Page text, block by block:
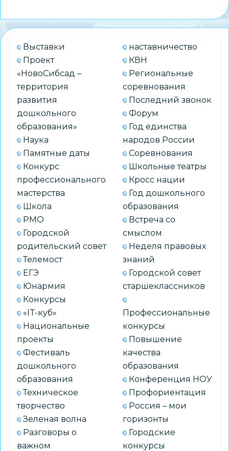
регионе
проходит
интерактивный
для
молодых
Выставки
Проект
«НовоСибсад –
территория
развития
дошкольного
образования»
Наука
Памятные даты
Конкурс
профессионального
мастерства
Школа
РМО
Городской
родительский совет
Телемост
ЕГЭ
Юнармия
Конкурсы
«IT-куб»
Национальные
проекты
Фестиваль
дошкольного
образования
Техническое
творчество
Зеленая волна
Разговоры о
важном
наставничество
КВН
Региональные
соревнования
Последний звонок
Форум
Год единства
народов России
Соревнования
Школьные театры
Кросс нации
Год дошкольного
образования
Встреча со
смыслом
Неделя правовых
знаний
Городской совет
старшеклассников
Профессиональные
конкурсы
Повышение
качества
образования
Конференция НОУ
Профориентация
Россия – мои
горизонты
Городские
конкурсы